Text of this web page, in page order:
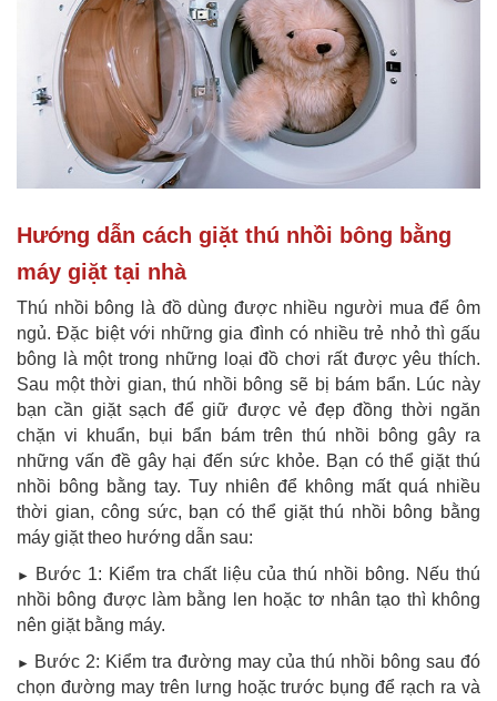
Hướng dẫn cách giặt thú nhồi bông bằng
máy giặt tại nhà
Thú nhồi bông là đồ dùng được nhiều người mua để ôm
ngủ. Đặc biệt với những gia đình có nhiều trẻ nhỏ thì gấu
bông là một trong những loại đồ chơi rất được yêu thích.
Sau một thời gian, thú nhồi bông sẽ bị bám bẩn. Lúc này
bạn cần giặt sạch để giữ được vẻ đẹp đồng thời ngăn
chặn vi khuẩn, bụi bẩn bám trên thú nhồi bông gây ra
những vấn đề gây hại đến sức khỏe. Bạn có thể giặt thú
nhồi bông bằng tay. Tuy nhiên để không mất quá nhiều
thời gian, công sức, bạn có thể giặt thú nhồi bông bằng
máy giặt theo hướng dẫn sau:
►
Bước 1: Kiểm tra chất liệu của thú nhồi bông. Nếu thú
nhồi bông được làm bằng len hoặc tơ nhân tạo thì không
nên giặt bằng máy.
► Bước 2: Kiểm tra đường may của thú nhồi bông sau đó
chọn đường may trên lưng hoặc trước bụng để rạch ra và